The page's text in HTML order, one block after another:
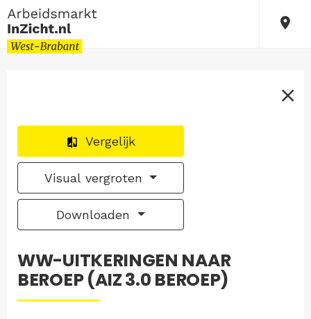
Vergelijk
Visual vergroten
Downloaden
WW-UITKERINGEN NAAR
BEROEP (AIZ 3.0 BEROEP)